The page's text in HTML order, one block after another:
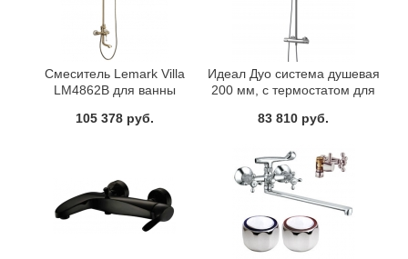
Смеситель Lemark Villa
LM4862B для ванны
105 378 руб.
Идеал Дуо система душевая
200 мм, с термостатом для
Ideal Standart A5686AA
83 810 руб.